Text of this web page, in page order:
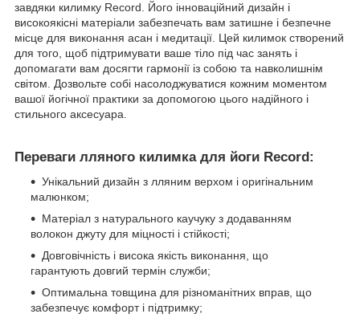
завдяки килимку Record. Його інноваційний дизайн і
високоякісні матеріали забезпечать вам затишне і безпечне
місце для виконання асан і медитації. Цей килимок створений
для того, щоб підтримувати ваше тіло під час занять і
допомагати вам досягти гармонії із собою та навколишнім
світом. Дозвольте собі насолоджуватися кожним моментом
вашої йогічної практики за допомогою цього надійного і
стильного аксесуара.
Переваги лляного килимка для йоги Record:
Унікальний дизайн з лляним верхом і оригінальним
малюнком;
Матеріал з натурального каучуку з додаванням
волокон джуту для міцності і стійкості;
Довговічність і висока якість виконання, що
гарантують довгий термін служби;
Оптимальна товщина для різноманітних вправ, що
забезпечує комфорт і підтримку;